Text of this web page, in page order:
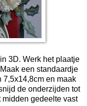
3D. Werk het plaatje
een standaardje
7,5x14,8cm en maak
de onderzijden tot
gedeelte vast